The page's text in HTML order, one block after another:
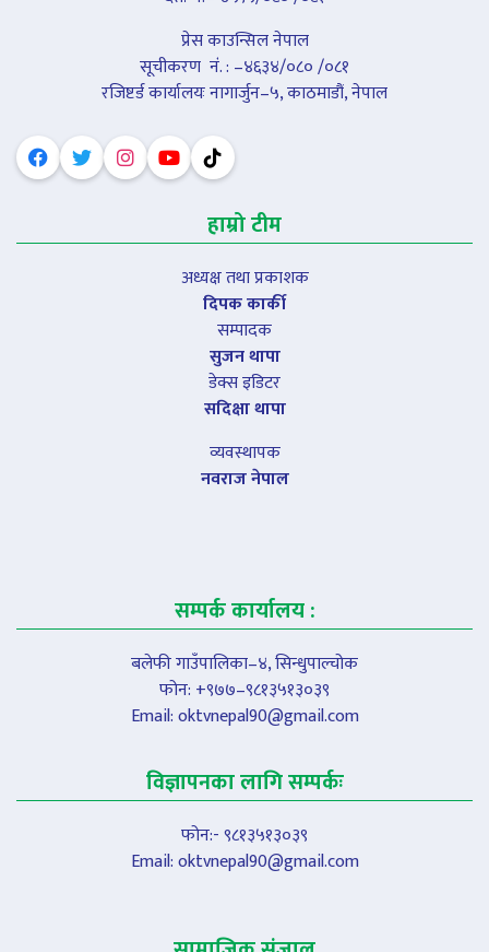
प्रेस काउन्सिल नेपाल
सूचीकरण नंं. : –४६३४/०८० /०८१
रजिष्टर्ड कार्यालयः नागार्जुन–५, काठमाडौं, नेपाल
हाम्रो टीम
अध्यक्ष तथा प्रकाशक
दिपक कार्की
सम्पादक
सुजन थापा
डेक्स इडिटर
सदिक्षा थापा
व्यवस्थापक
नवराज नेपाल
सम्पर्क कार्यालय :
बलेफी गाउँपालिका–४, सिन्धुपाल्चोक
फोन: +९७७–९८१३५१३०३९
Email:oktvnepal90@gmail.com
विज्ञापनका लागि सम्पर्कः
फोन:- ९८१३५१३०३९
Email:oktvnepal90@gmail.com